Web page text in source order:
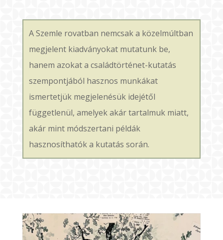
A Szemle rovatban nemcsak a közelmúltban
megjelent kiadványokat mutatunk be,
hanem azokat a családtörténet-kutatás
szempontjából hasznos munkákat
ismertetjük megjelenésük idejétől
függetlenül, amelyek akár tartalmuk miatt,
akár mint módszertani példák
hasznosíthatók a kutatás során.